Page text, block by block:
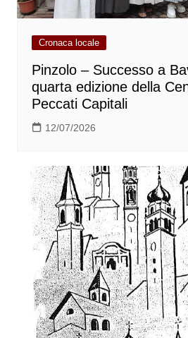
Cronaca locale
Pinzolo – Successo a
quarta edizione della
Peccati Capitali
12/07/2026